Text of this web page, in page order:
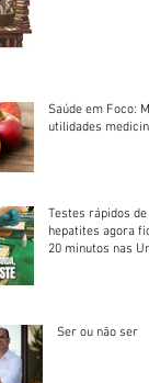
Saúde em Foco:
utilidades
Testes rápidos
hepatites agora
20 minutos nas
Ser ou não ser